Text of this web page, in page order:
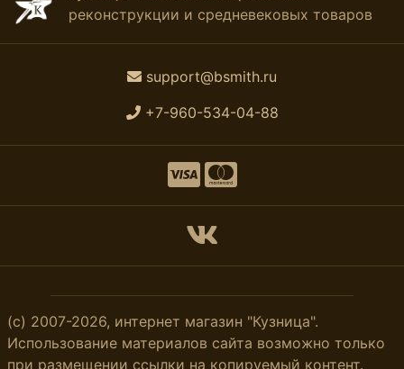
реконструкции и средневековых товаров
support@bsmith.ru
+7-960-534-04-88
(с) 2007-2026, интернет магазин "Кузница".
Использование материалов сайта возможно только
при размещении ссылки на копируемый контент.